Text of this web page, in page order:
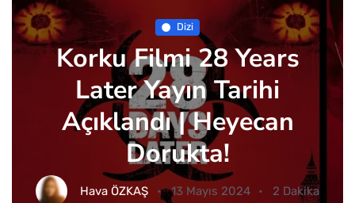
Dizi
Korku Filmi 28 Years
Later Yayın Tarihi
Açıklandı | Heyecan
Dorukta!
Hava ÖZKAŞ 13 Mayıs 2024 2 Dakika